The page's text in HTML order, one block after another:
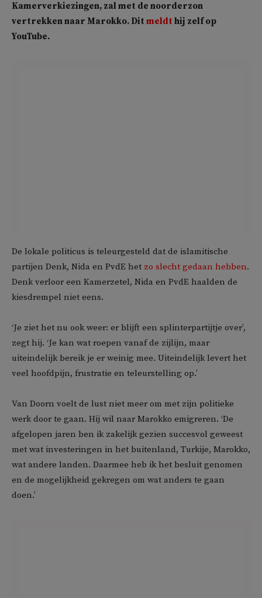
Kamerverkiezingen, zal met de noorderzon
vertrekken naar Marokko. Dit meldt hij zelf op
YouTube.
De lokale politicus is teleurgesteld dat de islamitische
partijen Denk, Nida en PvdE het zo slecht gedaan hebben.
Denk verloor een Kamerzetel, Nida en PvdE haalden de
kiesdrempel niet eens.
‘Je ziet het nu ook weer: er blijft een splinterpartijtje over’,
zegt hij. ‘Je kan wat roepen vanaf de zijlijn, maar
uiteindelijk bereik je er weinig mee. Uiteindelijk levert het
veel hoofdpijn, frustratie en teleurstelling op.’
Van Doorn voelt de lust niet meer om met zijn politieke
werk door te gaan. Hij wil naar Marokko emigreren. ‘De
afgelopen jaren ben ik zakelijk gezien succesvol geweest
met wat investeringen in het buitenland, Turkije, Marokko,
wat andere landen. Daarmee heb ik het besluit genomen
en de mogelijkheid gekregen om wat anders te gaan
doen.’